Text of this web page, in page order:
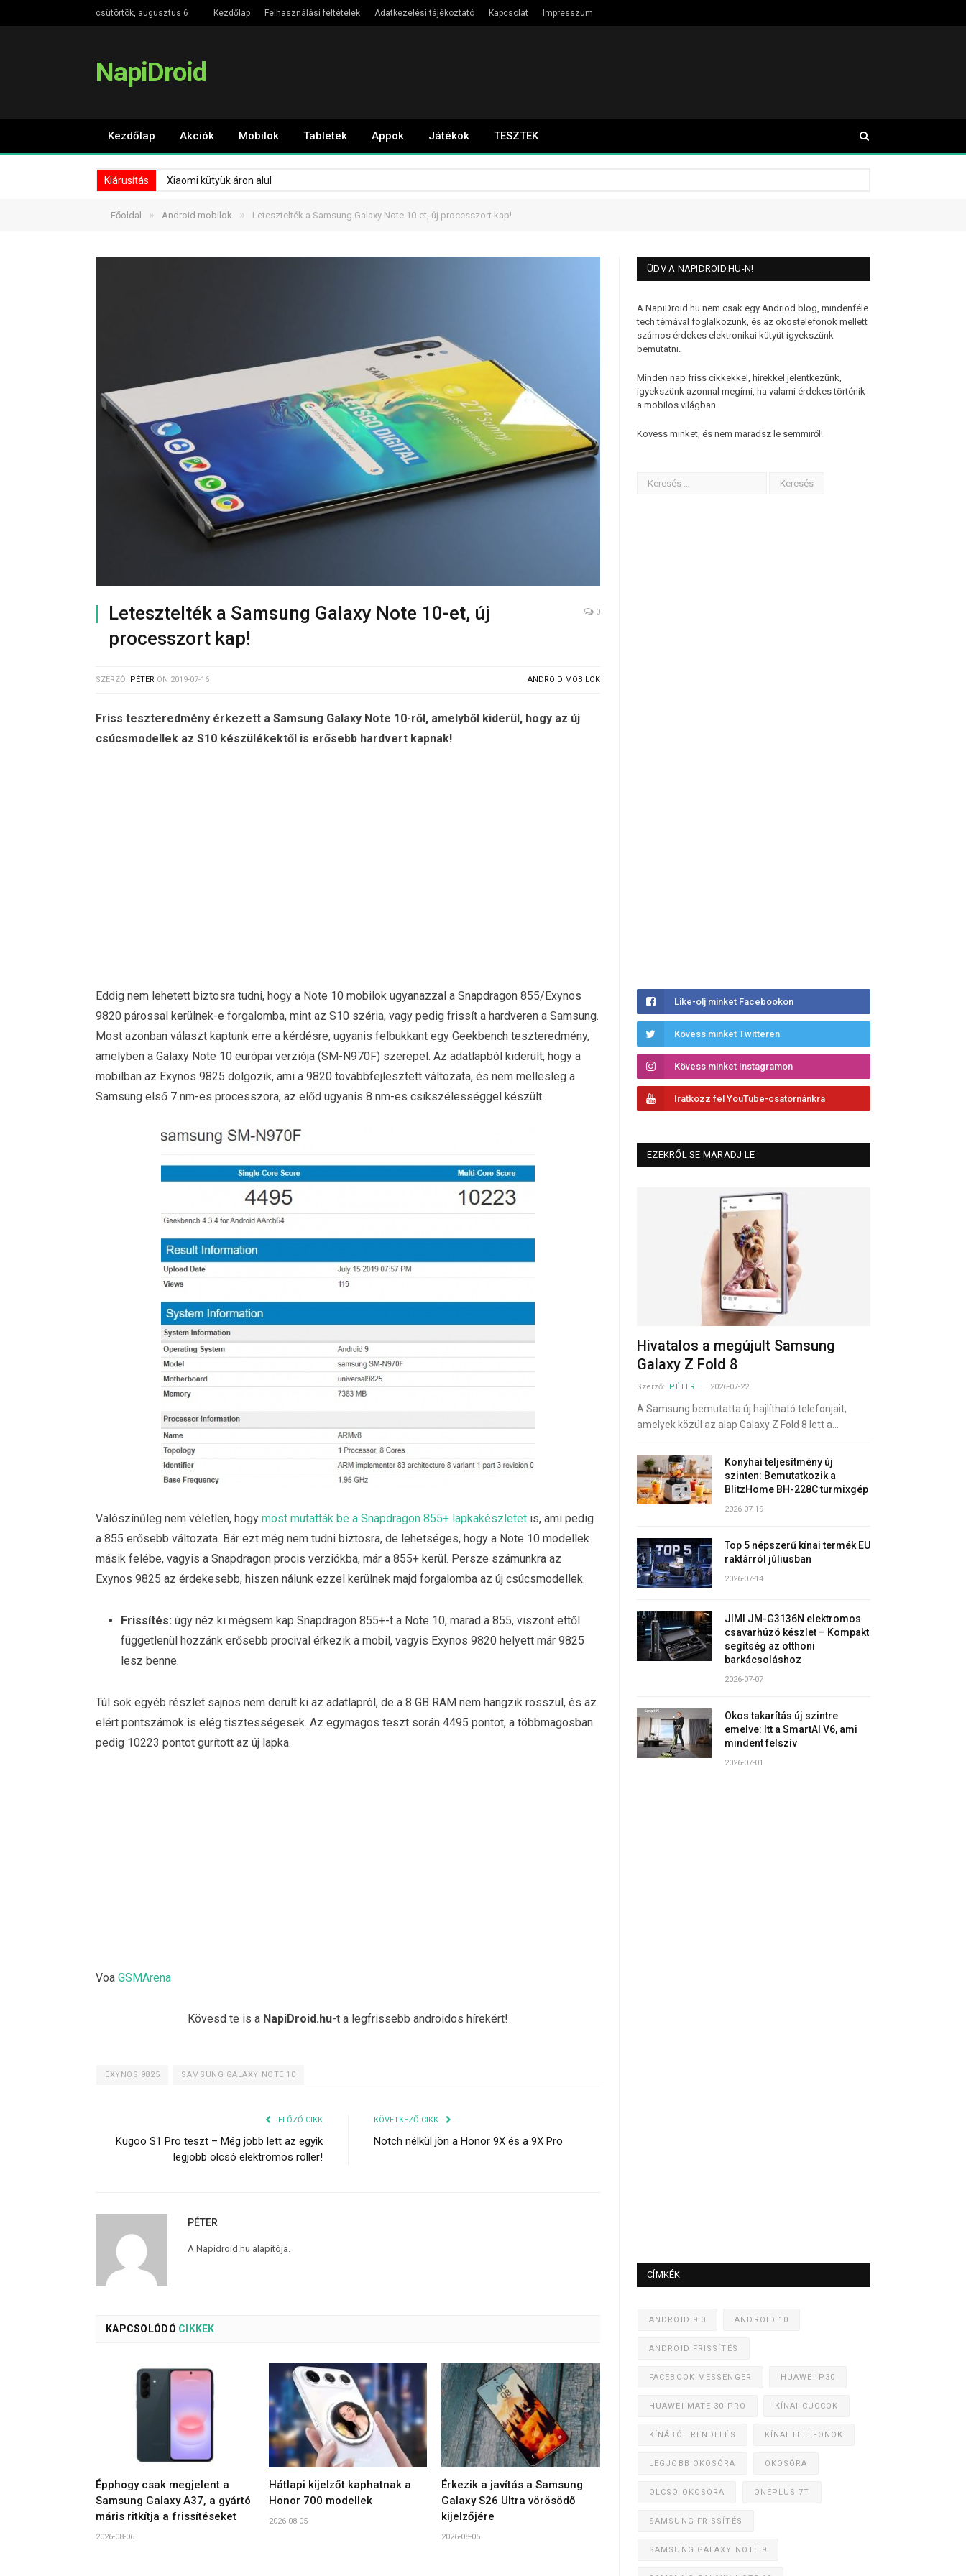
csütörtök, augusztus 6 Kezdőlap Felhasználási feltételek Adatkezelési tájékoztató Kapcsolat Impresszum
NapiDroid
Kezdőlap Akciók Mobilok Tabletek Appok Játékok TESZTEK
Kiárusítás Xiaomi kütyük áron alul
Főoldal » Android mobilok » Letesztelték a Samsung Galaxy Note 10-et, új processzort kap!
Letesztelték a Samsung Galaxy Note 10-et, új
processzort kap!
0
SZERZŐ: PÉTER ON 2019-07-16 ANDROID MOBILOK
Friss teszteredmény érkezett a Samsung Galaxy Note 10-ről, amelyből kiderül, hogy az új
csúcsmodellek az S10 készülékektől is erősebb hardvert kapnak!
Eddig nem lehetett biztosra tudni, hogy a Note 10 mobilok ugyanazzal a Snapdragon 855/Exynos
9820 párossal kerülnek-e forgalomba, mint az S10 széria, vagy pedig frissít a hardveren a Samsung.
Most azonban választ kaptunk erre a kérdésre, ugyanis felbukkant egy Geekbench teszteredmény,
amelyben a Galaxy Note 10 európai verziója (SM-N970F) szerepel. Az adatlapból kiderült, hogy a
mobilban az Exynos 9825 dolgozik, ami a 9820 továbbfejlesztett változata, és nem mellesleg a
Samsung első 7 nm-es processzora, az előd ugyanis 8 nm-es csíkszélességgel készült.
Valószínűleg nem véletlen, hogy most mutatták be a Snapdragon 855+ lapkakészletet is, ami pedig
a 855 erősebb változata. Bár ezt még nem tudni biztosra, de lehetséges, hogy a Note 10 modellek
másik felébe, vagyis a Snapdragon procis verziókba, már a 855+ kerül. Persze számunkra az
Exynos 9825 az érdekesebb, hiszen nálunk ezzel kerülnek majd forgalomba az új csúcsmodellek.
Frissítés: úgy néz ki mégsem kap Snapdragon 855+-t a Note 10, marad a 855, viszont ettől
függetlenül hozzánk erősebb procival érkezik a mobil, vagyis Exynos 9820 helyett már 9825
lesz benne.
Túl sok egyéb részlet sajnos nem derült ki az adatlapról, de a 8 GB RAM nem hangzik rosszul, és az
elért pontszámok is elég tisztességesek. Az egymagos teszt során 4495 pontot, a többmagosban
pedig 10223 pontot gurított az új lapka.
Voa GSMArena
Kövesd te is a NapiDroid.hu-t a legfrissebb androidos hírekért!
EXYNOS 9825 SAMSUNG GALAXY NOTE 10
ELŐZŐ CIKK
Kugoo S1 Pro teszt – Még jobb lett az egyik
legjobb olcsó elektromos roller!
KÖVETKEZŐ CIKK
Notch nélkül jön a Honor 9X és a 9X Pro
PÉTER
A Napidroid.hu alapítója.
KAPCSOLÓDÓ CIKKEK
Épphogy csak megjelent a
Samsung Galaxy A37, a gyártó
máris ritkítja a frissítéseket
2026-08-06
Hátlapi kijelzőt kaphatnak a
Honor 700 modellek
2026-08-05
Érkezik a javítás a Samsung
Galaxy S26 Ultra vörösödő
kijelzőjére
2026-08-05
ÜDV A NAPIDROID.HU-N!
A NapiDroid.hu nem csak egy Andriod blog, mindenféle
tech témával foglalkozunk, és az okostelefonok mellett
számos érdekes elektronikai kütyüt igyekszünk
bemutatni.
Minden nap friss cikkekkel, hírekkel jelentkezünk,
igyekszünk azonnal megírni, ha valami érdekes történik
a mobilos világban.
Kövess minket, és nem maradsz le semmiről!
Like-olj minket Facebookon
Kövess minket Twitteren
Kövess minket Instagramon
Iratkozz fel YouTube-csatornánkra
EZEKRŐL SE MARADJ LE
Hivatalos a megújult Samsung
Galaxy Z Fold 8
Szerző: PÉTER 2026-07-22
A Samsung bemutatta új hajlítható telefonjait,
amelyek közül az alap Galaxy Z Fold 8 lett a…
Konyhai teljesítmény új
szinten: Bemutatkozik a
BlitzHome BH-228C turmixgép
2026-07-19
Top 5 népszerű kínai termék EU
raktárról júliusban
2026-07-14
JIMI JM-G3136N elektromos
csavarhúzó készlet – Kompakt
segítség az otthoni
barkácsoláshoz
2026-07-07
Okos takarítás új szintre
emelve: Itt a SmartAI V6, ami
mindent felszív
2026-07-01
CÍMKÉK
ANDROID 9.0 ANDROID 10
ANDROID FRISSÍTÉS
FACEBOOK MESSENGER HUAWEI P30
HUAWEI MATE 30 PRO KÍNAI CUCCOK
KÍNÁBÓL RENDELÉS KÍNAI TELEFONOK
LEGJOBB OKOSÓRA OKOSÓRA
OLCSÓ OKOSÓRA ONEPLUS 7T
SAMSUNG FRISSÍTÉS
SAMSUNG GALAXY NOTE 9